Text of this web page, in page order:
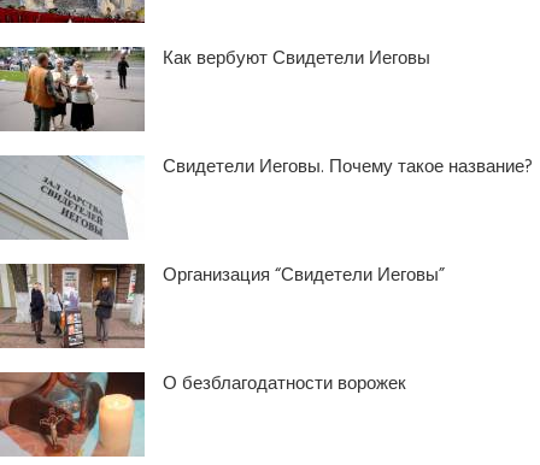
Как вербуют Свидетели Иеговы
Свидетели Иеговы. Почему такое название?
Организация “Свидетели Иеговы”
О безблагодатности ворожек